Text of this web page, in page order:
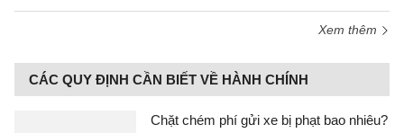
Xem thêm
CÁC QUY ĐỊNH CẦN BIẾT VỀ HÀNH CHÍNH
Chặt chém phí gửi xe bị phạt bao nhiêu?